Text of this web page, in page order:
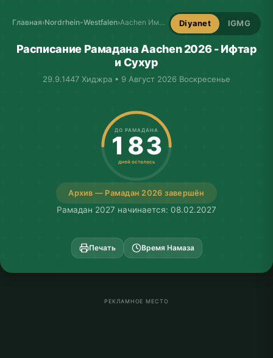
Главная›Nordrhein-Westfalen› Aachen Имсакие Diyanet IGMG
Расписание Рамадана Aachen 2026 - Ифтар
и Сухур
29.9.1447 Хиджра • 9 Август 2026 Воскресенье
Архив — Рамадан 2026 завершён
ДО РАМАДАНА
183
дней осталось
Рамадан 2027 начинается: 08.02.2027
Печать Время Намаза
РЕКЛАМНОЕ МЕСТО